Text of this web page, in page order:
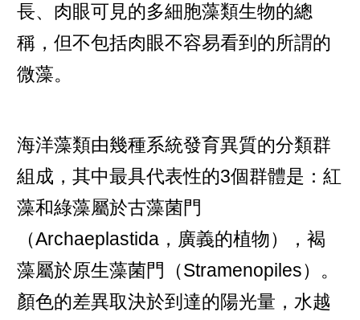
長、肉眼可見的多細胞藻類生物的總
稱，但不包括肉眼不容易看到的所謂的
微藻。
海洋藻類由幾種系統發育異質的分類群
組成，其中最具代表性的3個群體是：紅
藻和綠藻屬於古藻菌門
（Archaeplastida，廣義的植物），褐
藻屬於原生藻菌門（Stramenopiles）。
顏色的差異取決於到達的陽光量，水越